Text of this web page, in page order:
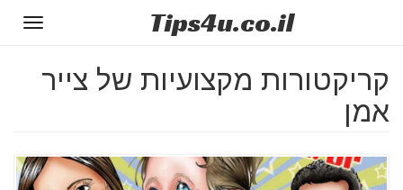
Tips4u.co.il
קריקטורות מקצועיות של צייר
אמן